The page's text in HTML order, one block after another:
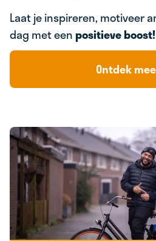
Laat je inspireren, motiveer
dag met eenpositieve boost!
Ontdek